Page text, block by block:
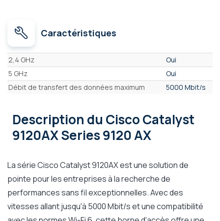
Caractéristiques
Caractéristiques
2,4 GHz
Oui
5 GHz
Oui
Débit de transfert des données maximum
5000 Mbit/s
Description du Cisco Catalyst
9120AX Series 9120 AX
La série Cisco Catalyst 9120AX est une solution de
pointe pour les entreprises à la recherche de
performances sans fil exceptionnelles. Avec des
vitesses allant jusqu'à 5000 Mbit/s et une compatibilité